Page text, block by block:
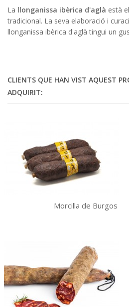
La llonganissa ibèrica d'aglà està
tradicional. La seva elaboració i
llonganissa ibèrica d'aglà tingui un
CLIENTS QUE HAN VIST AQUEST
ADQUIRIT:
Morcilla de Burgos